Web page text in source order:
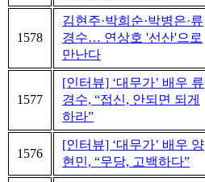
1578
김현주·박희순·박병은·류
경수… 연상호 '선산'으로
만난다
1577
[인터뷰] ‘대무가’ 배우 류
경수, “접신, 안되면 되게
하라”
1576
[인터뷰] ‘대무가’ 배우 양
현민, “무당, 고백하다”